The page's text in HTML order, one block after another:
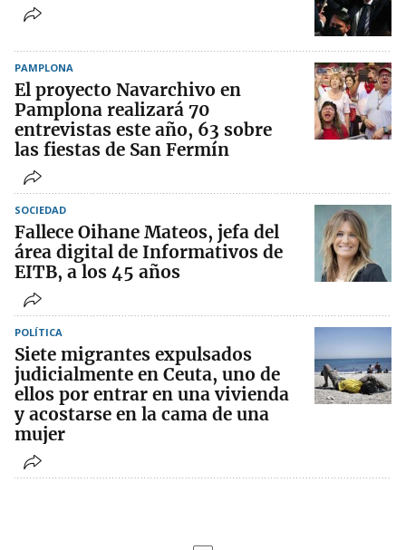
PAMPLONA
El proyecto Navarchivo en
Pamplona realizará 70
entrevistas este año, 63 sobre
las fiestas de San Fermín
SOCIEDAD
Fallece Oihane Mateos, jefa del
área digital de Informativos de
EITB, a los 45 años
POLÍTICA
Siete migrantes expulsados
judicialmente en Ceuta, uno de
ellos por entrar en una vivienda
y acostarse en la cama de una
mujer